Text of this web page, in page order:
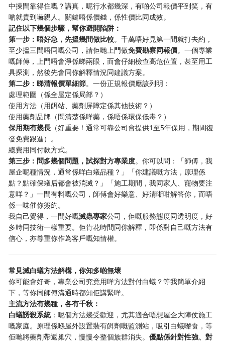
中揀間靠得住嘅？講真，呢行水都幾深，有啲公司報價平到笑，有
啲就貴到嚇親人。關鍵唔係價錢，係性價比同成效。
記住以下幾個步驟，幫你避開陷阱：
第一步：唔好急，先搵幾間做比較。千萬唔好見第一間就打去約，
至少搵三間唔同嘅公司，請佢哋上門做免費勘察同報價。一個專業
嘅師傅，上門唔會淨係睇兩眼，而會仔細檢查高危位置，甚至用工
具探測，然後先會同你解釋情況同建議方案。
第二步：睇清報價單細節。一份正規報價應該列明：
處理範圍（係全屋定係局部？）
使用方法（用餌站、藥劑屏障定係其他技術？）
使用藥劑品牌（問清楚係咩藥，係唔係環保低毒？）
保用期有幾長 （好重要！通常可靠公司會提供1至5年保用，期間復
發免費跟進）。
總費用同付款方式。
第三步：問多幾個問題，試探對方專業度。你可以問：「師傅，我
屋企呢種情況，通常係咩白蟻品種？」「你建議嘅方法，原理係
點？點確保蟻后都會被消滅？」「施工期間，我同家人、寵物要注
意咩？」一間有料嘅公司，師傅會好樂意、好清晰咁解答你，而唔
係一味催你簽約。
我自己覺得，一間好嘅滅蟲專家公司，佢嘅服務態度同透明度，好
多時同技術一樣重要。佢肯花時間同你解釋，即係對自己嘅方法有
信心，亦尊重你作為客戶嘅知情權。
常見滅白蟻方法解構，你知多啲無壞
你可能會好奇，專業公司究竟用咩方法對付白蟻？等我簡單介紹
下，等你同師傅溝通時都知佢講緊咩。
主流方法有幾種，各有千秋：
白蟻誘殺系統：呢個方法幾受歡迎，尤其適合唔想屋企大陣仗施工
嘅家庭。原理係喺屋外設置裝有餌劑嘅監測站，吸引白蟻嚟食，等
佢哋將藥劑帶返巢穴，慢慢令整個族群消失。優點係針對性強、對